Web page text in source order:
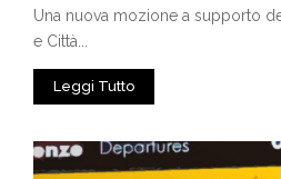
Una nuova mozione a supporto
e Città...
Leggi Tutto